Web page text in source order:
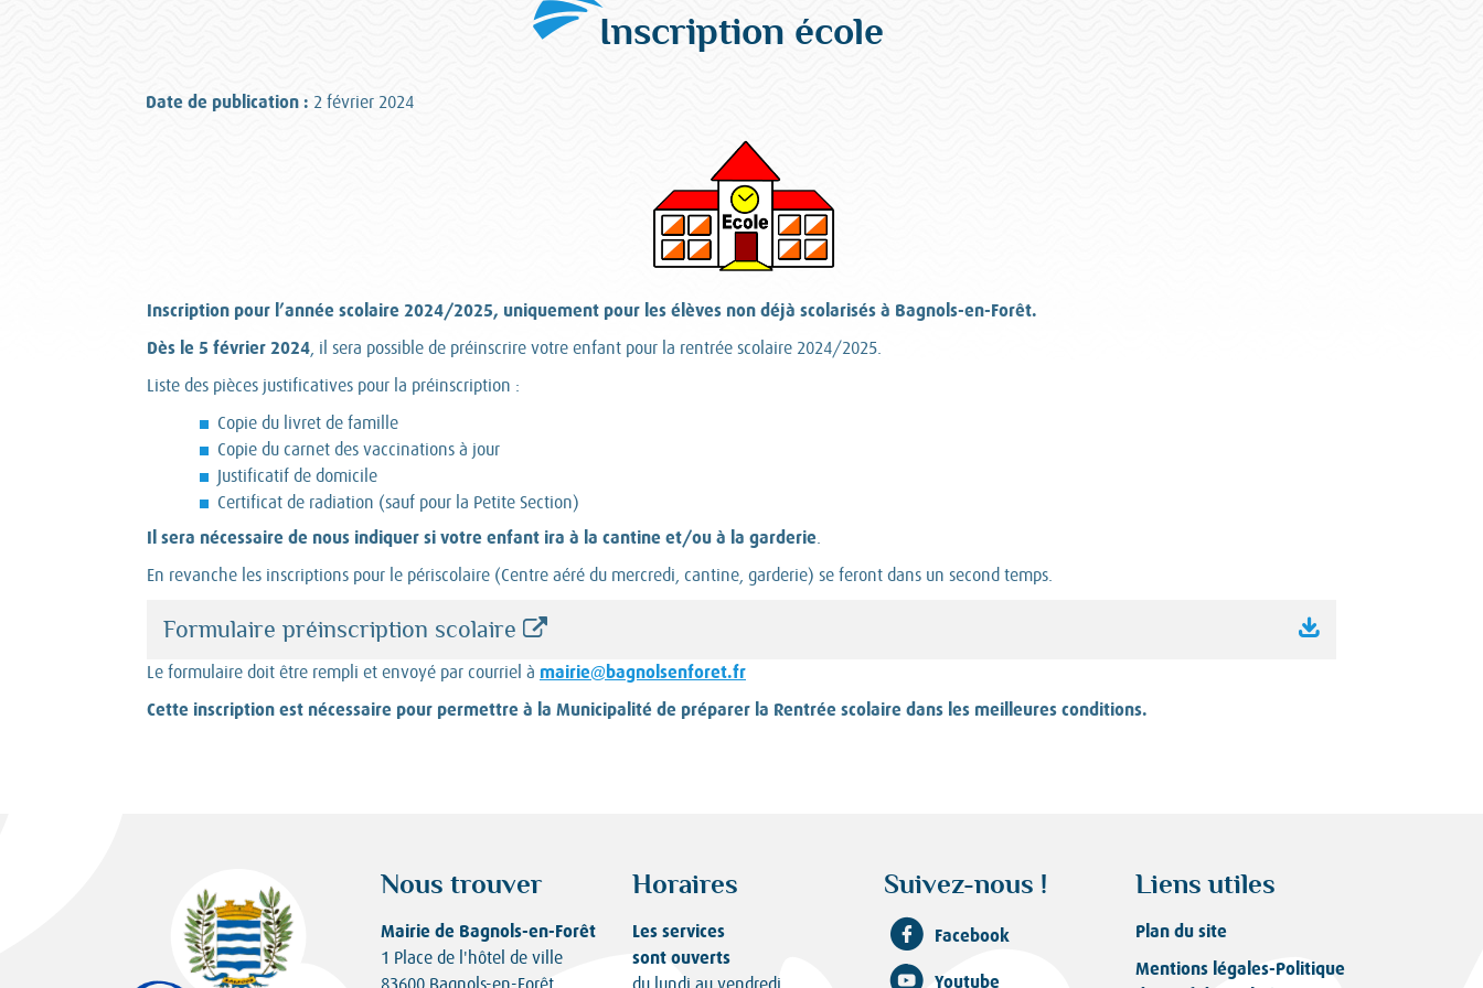
Inscription école
Date de publication : 2 février 2024
Inscription pour l’année scolaire 2024/2025, uniquement pour les élèves non déjà scolarisés à Bagnols-en-Forêt.
Dès le 5 février 2024 , il sera possible de préinscrire votre enfant pour la rentrée scolaire 2024/2025.
Liste des pièces justificatives pour la préinscription :
Copie du livret de famille
Copie du carnet des vaccinations à jour
Justificatif de domicile
Certificat de radiation (sauf pour la Petite Section)
Il sera nécessaire de nous indiquer si votre enfant ira à la cantine et/ou à la garderie
En revanche les inscriptions pour le périscolaire (Centre aéré du mercredi, cantine, garderie) se feront dans un second temps.
Formulaire préinscription scolaire
Le formulaire doit être rempli et envoyé par courriel à mairie@bagnolsenforet.fr
Cette inscription est nécessaire pour permettre à la Municipalité de préparer la Rentrée scolaire dans les meilleures conditions.
Nous trouver
Mairie de Bagnols-en-Forêt
1 Place de l'hôtel de ville
Horaires
Les services
sont ouverts
Suivez-nous !
Facebook
Youtube
Liens utiles
Plan du site
Mentions légales-Politique